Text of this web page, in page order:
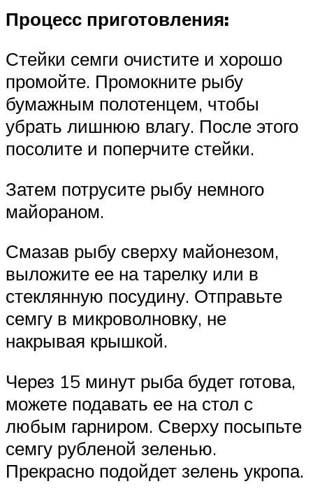
Процесс приготовления:
Стейки семги очистите и хорошо
промойте. Промокните рыбу
бумажным полотенцем, чтобы
убрать лишнюю влагу. После этого
посолите и поперчите стейки.
Затем потрусите рыбу немного
майораном.
Смазав рыбу сверху майонезом,
выложите ее на тарелку или в
стеклянную посудину. Отправьте
семгу в микроволновку, не
накрывая крышкой.
Через 15 минут рыба будет готова,
можете подавать ее на стол с
любым гарниром. Сверху посыпьте
семгу рубленой зеленью.
Прекрасно подойдет зелень укропа.